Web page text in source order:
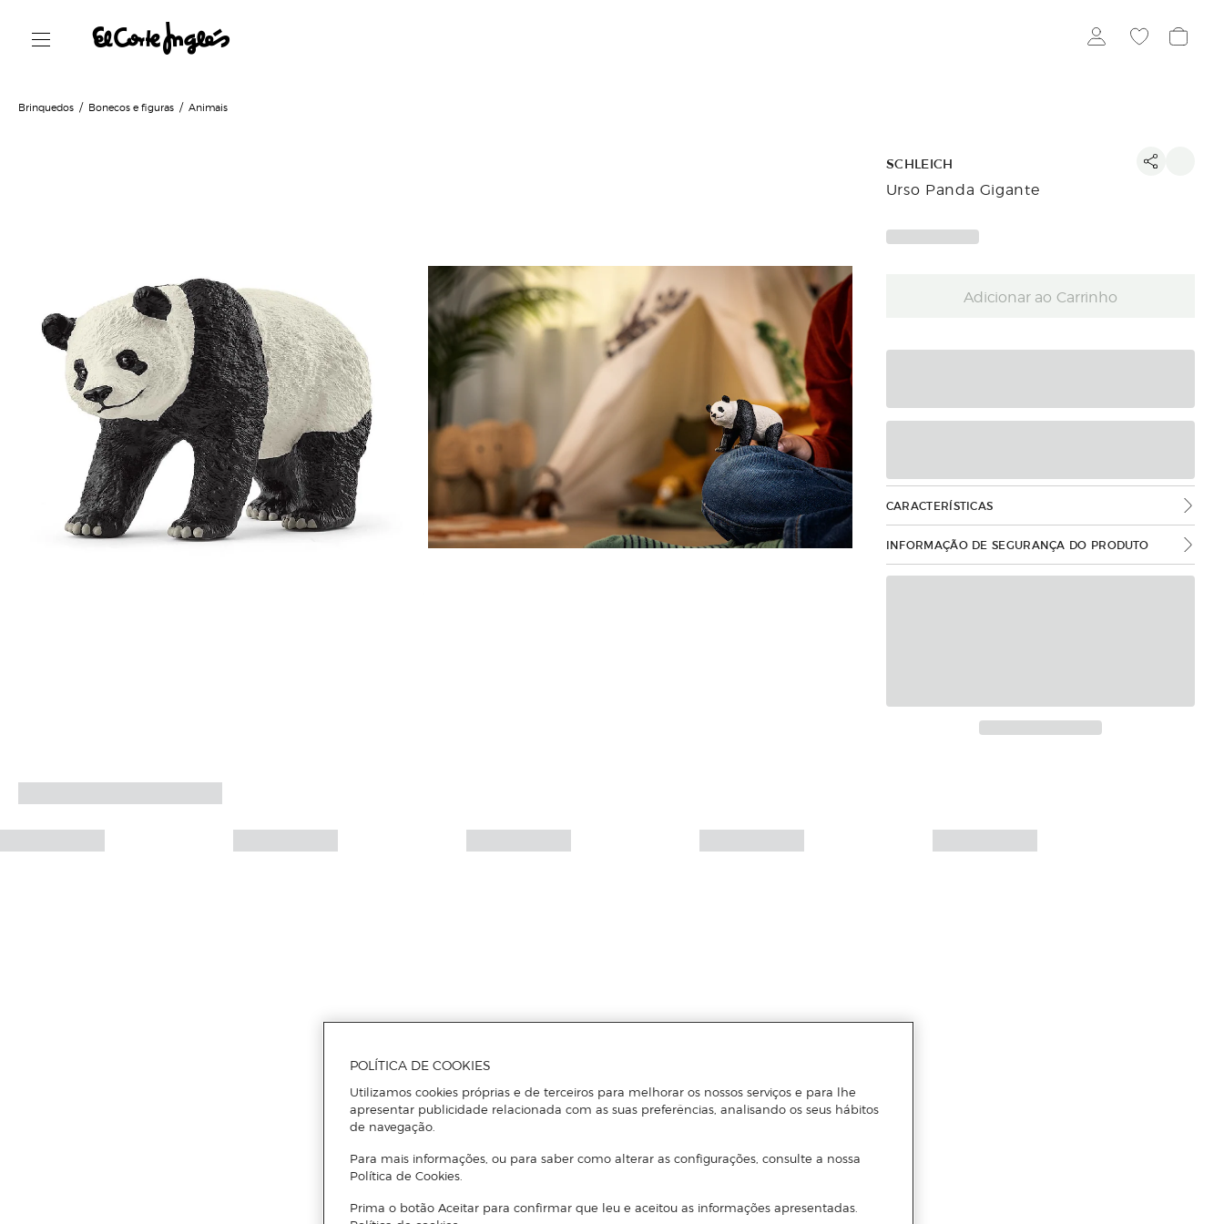
Brinquedos Bonecos e figuras Animais
SCHLEICH
Urso Panda Gigante
Adicionar ao Carrinho
CARACTERÍSTICAS
INFORMAÇÃO DE SEGURANÇA DO PRODUTO
POLÍTICA DE COOKIES
Utilizamos cookies próprias e de terceiros para melhorar os nossos serviços e para lhe
apresentar publicidade relacionada com as suas preferências, analisando os seus hábitos
de navegação.
Para mais informações, ou para saber como alterar as configurações, consulte a nossa
Política de Cookies.
Prima o botão Aceitar para confirmar que leu e aceitou as informações apresentadas.